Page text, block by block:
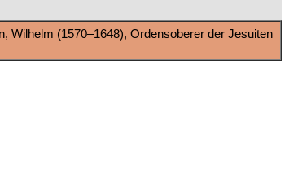
Wilhelm (1570–1648), Ordensoberer der Jesuiten